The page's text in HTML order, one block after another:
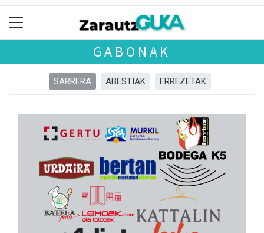
GABONAK
SARRERA ABESTIAK ERREZETAK